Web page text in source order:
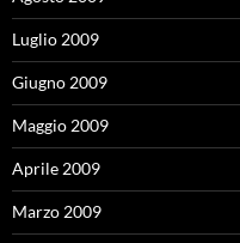
Luglio 2009
Giugno 2009
Maggio 2009
Aprile 2009
Marzo 2009